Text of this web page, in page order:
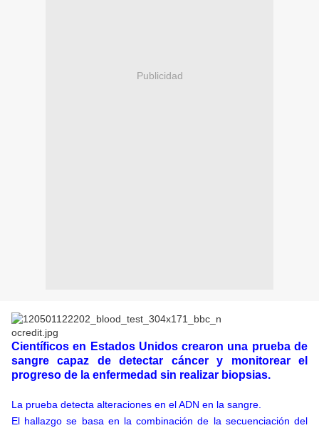
Publicidad
Científicos en Estados Unidos crearon una prueba de
sangre capaz de detectar cáncer y monitorear el
progreso de la enfermedad sin realizar biopsias.
La prueba detecta alteraciones en el ADN en la sangre.
El hallazgo se basa en la combinación de la secuenciación del